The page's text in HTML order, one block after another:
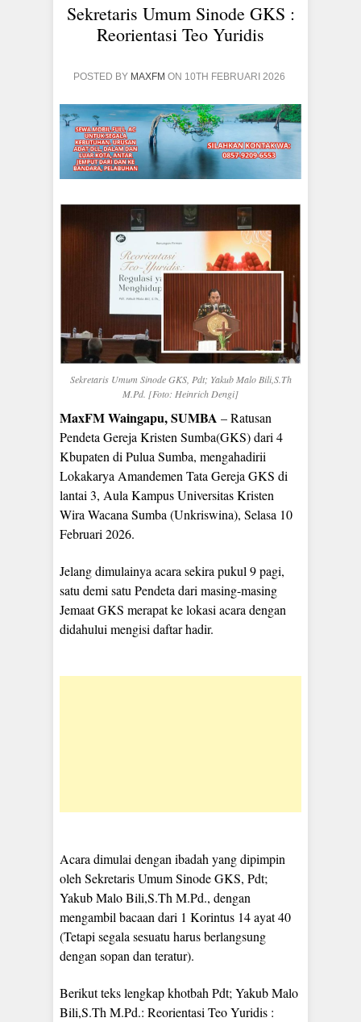
Sekretaris Umum Sinode GKS :
Reorientasi Teo Yuridis
POSTED BY MAXFM ON 10TH FEBRUARI 2026
Sekretaris Umum Sinode GKS, Pdt; Yakub Malo Bili,S.Th
M.Pd. [Foto: Heinrich Dengi]
MaxFM Waingapu, SUMBA – Ratusan
Pendeta Gereja Kristen Sumba(GKS) dari 4
Kbupaten di Pulua Sumba, mengahadirii
Lokakarya Amandemen Tata Gereja GKS di
lantai 3, Aula Kampus Universitas Kristen
Wira Wacana Sumba (Unkriswina), Selasa 10
Februari 2026.
Jelang dimulainya acara sekira pukul 9 pagi,
satu demi satu Pendeta dari masing-masing
Jemaat GKS merapat ke lokasi acara dengan
didahului mengisi daftar hadir.
Acara dimulai dengan ibadah yang dipimpin
oleh Sekretaris Umum Sinode GKS, Pdt;
Yakub Malo Bili,S.Th M.Pd., dengan
mengambil bacaan dari 1 Korintus 14 ayat 40
(Tetapi segala sesuatu harus berlangsung
dengan sopan dan teratur).
Berikut teks lengkap khotbah Pdt; Yakub Malo
Bili,S.Th M.Pd.: Reorientasi Teo Yuridis :